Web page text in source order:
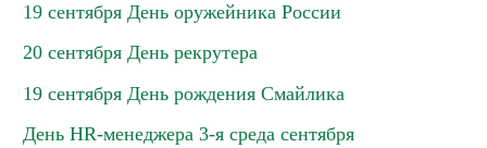
19 сентября День оружейника России
20 сентября День рекрутера
19 сентября День рождения Смайлика
День HR-менеджера 3-я среда сентября